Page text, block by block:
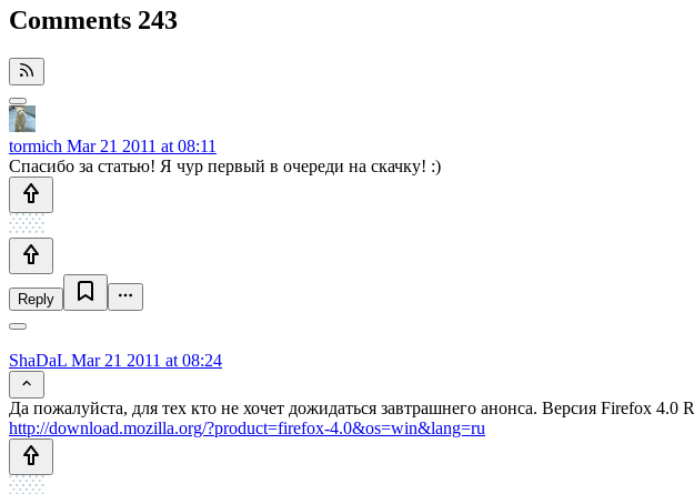
Comments 243
tormich Mar 21 2011 at 08:11
Спасибо за статью! Я чур первый в очереди на скачку! :)
Reply
ShaDaL Mar 21 2011 at 08:24
Да пожалуйста, для тех кто не хочет дожидаться завтрашнего анонса. Версия Firefox 4.0
http://download.mozilla.org/?product=firefox-4.0&os=win&lang=ru